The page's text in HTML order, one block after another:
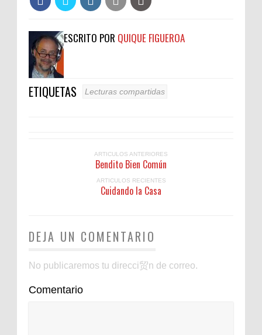
ESCRITO POR QUIQUE FIGUEROA
ETIQUETAS Lecturas compartidas
ARTICULOS ANTERIORES
Bendito Bien Común
ARTICULOS RECIENTES
Cuidando la Casa
DEJA UN COMENTARIO
No publicaremos tu direcci贸n de correo.
Comentario